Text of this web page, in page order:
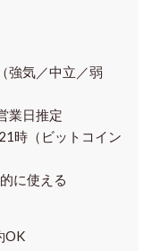
強気／中立／弱
業日推定
時（ビットコイン
に使える
OK